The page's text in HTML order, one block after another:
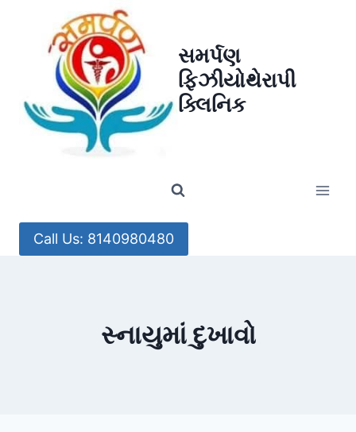
સમર્પણ
ફિઝીયોથેરાપી
ક્લિનિક
Call Us: 8140980480
સ્નાયુમાં દુખાવો